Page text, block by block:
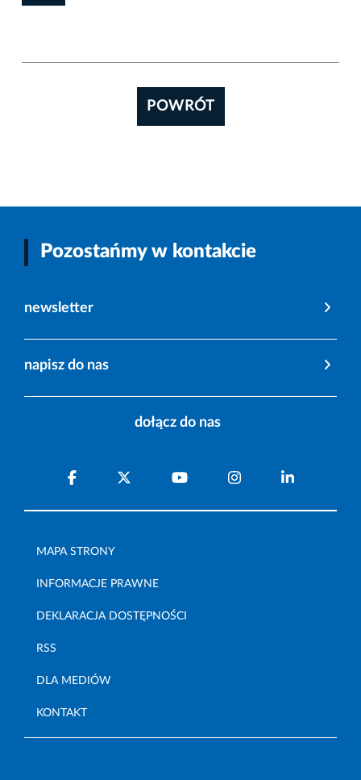
POWRÓT
Pozostańmy w kontakcie
newsletter
napisz do nas
dołącz do nas
MAPA STRONY
INFORMACJE PRAWNE
DEKLARACJA DOSTĘPNOŚCI
RSS
DLA MEDIÓW
KONTAKT